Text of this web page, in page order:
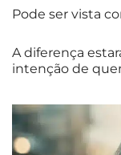
Pode ser vista
A diferença
intenção de